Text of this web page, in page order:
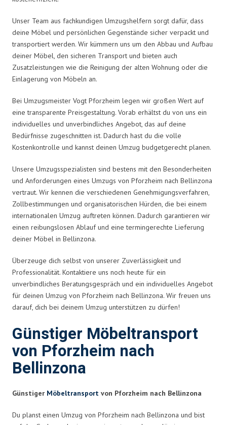
Unser Team aus fachkundigen Umzugshelfern sorgt dafür, dass
deine Möbel und persönlichen Gegenstände sicher verpackt und
transportiert werden. Wir kümmern uns um den Abbau und Aufbau
deiner Möbel, den sicheren Transport und bieten auch
Zusatzleistungen wie die Reinigung der alten Wohnung oder die
Einlagerung von Möbeln an.
Bei Umzugsmeister Vogt Pforzheim legen wir großen Wert auf
eine transparente Preisgestaltung. Vorab erhältst du von uns ein
individuelles und unverbindliches Angebot, das auf deine
Bedürfnisse zugeschnitten ist. Dadurch hast du die volle
Kostenkontrolle und kannst deinen Umzug budgetgerecht planen.
Unsere Umzugsspezialisten sind bestens mit den Besonderheiten
und Anforderungen eines Umzugs von Pforzheim nach Bellinzona
vertraut. Wir kennen die verschiedenen Genehmigungsverfahren,
Zollbestimmungen und organisatorischen Hürden, die bei einem
internationalen Umzug auftreten können. Dadurch garantieren wir
einen reibungslosen Ablauf und eine termingerechte Lieferung
deiner Möbel in Bellinzona.
Überzeuge dich selbst von unserer Zuverlässigkeit und
Professionalität. Kontaktiere uns noch heute für ein
unverbindliches Beratungsgespräch und ein individuelles Angebot
für deinen Umzug von Pforzheim nach Bellinzona. Wir freuen uns
darauf, dich bei deinem Umzug unterstützen zu dürfen!
Günstiger Möbeltransport
von Pforzheim nach
Bellinzona
Günstiger Möbeltransport von Pforzheim nach Bellinzona
Du planst einen Umzug von Pforzheim nach Bellinzona und bist